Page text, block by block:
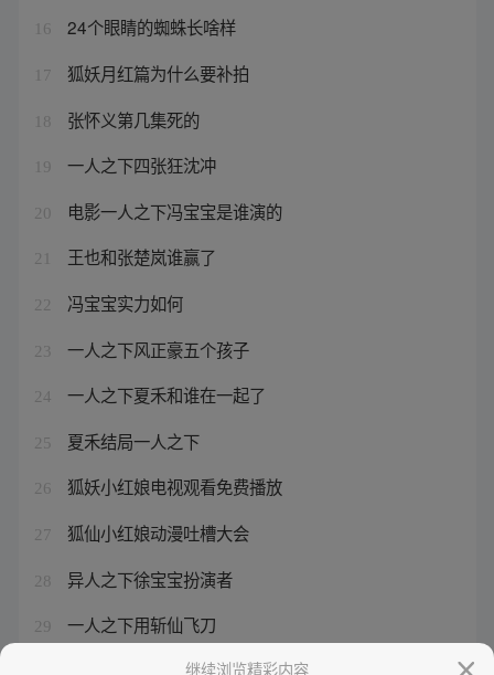
16 24个眼睛的蜘蛛长啥样
17 狐妖月红篇为什么要补拍
18 张怀义第几集死的
19 一人之下四张狂沈冲
20 电影一人之下冯宝宝是谁演的
21 王也和张楚岚谁赢了
22 冯宝宝实力如何
23 一人之下风正豪五个孩子
24 一人之下夏禾和谁在一起了
25 夏禾结局一人之下
26 狐妖小红娘电视观看免费播放
27 狐仙小红娘动漫吐槽大会
28 异人之下徐宝宝扮演者
29 一人之下用斩仙飞刀
继续浏览精彩内容